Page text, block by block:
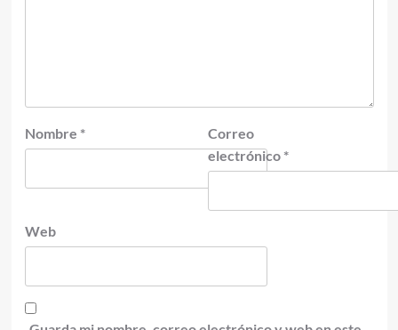
Nombre *
Correo
electrónico *
Web